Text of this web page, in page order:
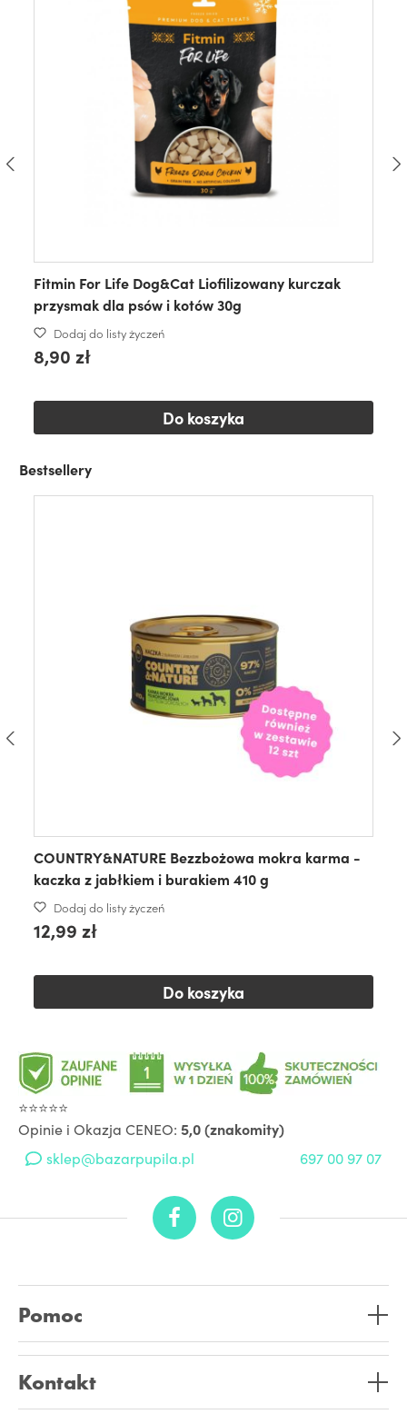
Fitmin For Life Dog&Cat Liofilizowany kurczak
przysmak dla psów i kotów 30g
Dodaj do listy życzeń
8,90 zł
Do koszyka
Bestsellery
COUNTRY&NATURE Bezzbożowa mokra karma -
kaczka z jabłkiem i burakiem 410 g
Dodaj do listy życzeń
12,99 zł
Do koszyka
⭐⭐⭐⭐⭐
Opinie i Okazja CENEO: 5,0 (znakomity)
sklep@bazarpupila.pl
697 00 97 07
Pomoc
Kontakt